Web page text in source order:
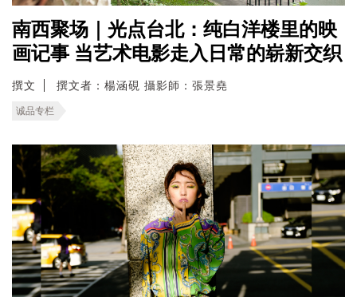
南西聚场｜光点台北：纯白洋楼里的映
画记事 当艺术电影走入日常的崭新交织
撰文 撰文者：楊涵硯 攝影師：張景堯
诚品专栏